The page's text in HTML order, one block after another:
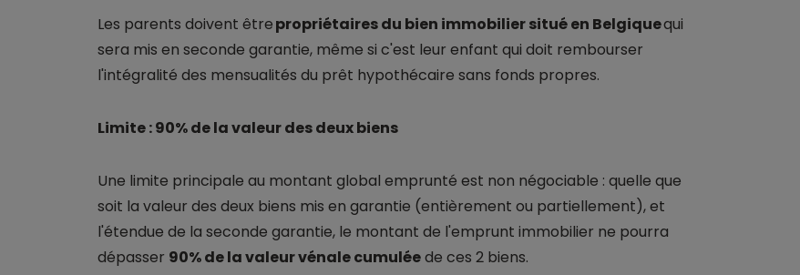
Les parents doivent êtrepropriétaires du bien immobilier situé en Belgiquequi
sera mis en seconde garantie, même si c'est leur enfant qui doit rembourser
l'intégralité des mensualités du prêt hypothécaire sans fonds propres.
Limite : 90% de la valeur des deux biens
Une limite principale au montant global emprunté est non négociable : quelle que
soit la valeur des deux biens mis en garantie (entièrement ou partiellement), et
l'étendue de la seconde garantie, le montant de l'emprunt immobilier ne pourra
dépasser 90% de la valeur vénale cumuléede ces 2 biens.